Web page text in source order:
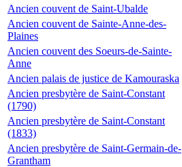
Ancien couvent de Saint-Ubalde
Ancien couvent de Sainte-Anne-des-
Plaines
Ancien couvent des Soeurs-de-Sainte-
Anne
Ancien palais de justice de Kamouraska
Ancien presbytère de Saint-Constant
(1790)
Ancien presbytère de Saint-Constant
(1833)
Ancien presbytère de Saint-Germain-de-
Grantham